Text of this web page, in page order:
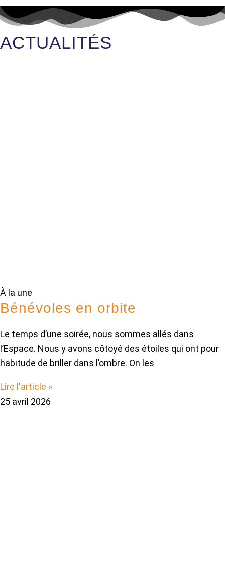
ACTUALITÉS
À la une
Bénévoles en orbite
Le temps d’une soirée, nous sommes allés dans
l’Espace. Nous y avons côtoyé des étoiles qui ont pour
habitude de briller dans l’ombre. On les
Lire l'article »
25 avril 2026